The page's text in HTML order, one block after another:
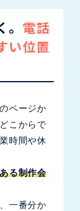
電話
い位置
ページか
こからで
時間や休
る制作会
一番分か